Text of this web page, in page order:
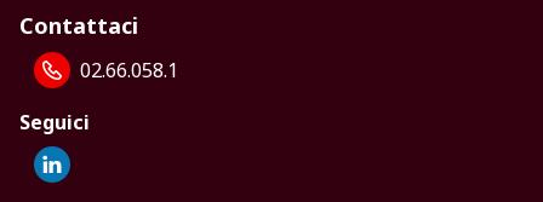
Contattaci
02.66.058.1
Seguici